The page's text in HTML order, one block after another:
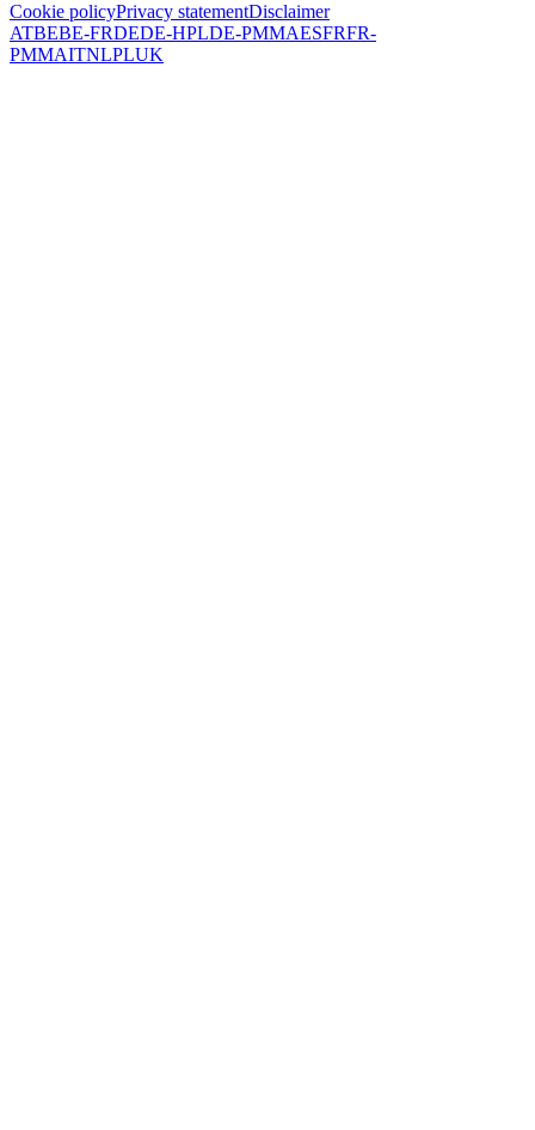
Cookie policyPrivacy statementDisclaimer
ATBEBE-FRDEDE-HPLDE-PMMAESFRFR-
PMMAITNLPLUK